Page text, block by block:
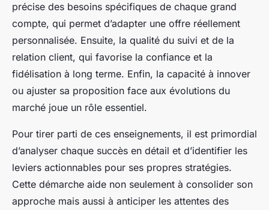
précise des besoins spécifiques de chaque grand
compte, qui permet d’adapter une offre réellement
personnalisée. Ensuite, la qualité du suivi et de la
relation client, qui favorise la confiance et la
fidélisation à long terme. Enfin, la capacité à innover
ou ajuster sa proposition face aux évolutions du
marché joue un rôle essentiel.
Pour tirer parti de ces enseignements, il est primordial
d’analyser chaque succès en détail et d’identifier les
leviers actionnables pour ses propres stratégies.
Cette démarche aide non seulement à consolider son
approche mais aussi à anticiper les attentes des